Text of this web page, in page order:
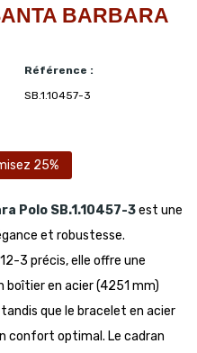
BARBARA
Référence :
SB.1.10457-3
25%
Polo SB.1.10457-3est une
et robustesse.
3 précis, elle offre une
boîtier en acier (4251 mm)
que le bracelet en acier
confort optimal. Le cadran